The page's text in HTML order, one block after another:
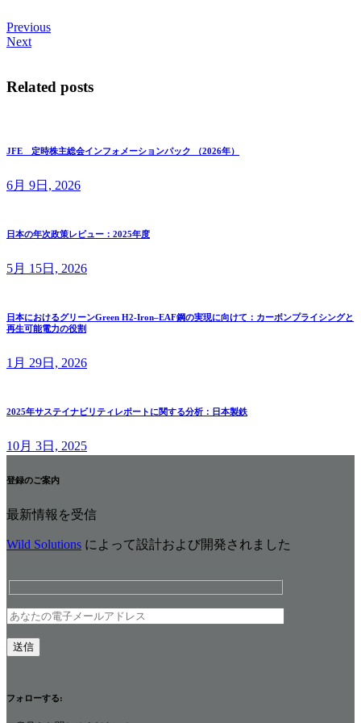
Previous
Next
Related posts
JFE 定時株主総会インフォメーションパック （2026年）
6月 9日, 2026
日本の年次政策レビュー：2025年度
5月 15日, 2026
日本におけるグリーンGreen H2-Iron–EAF鋼の実現に向けて：カーボンプライシングと
再生可能電力の役割
1月 29日, 2026
2025年サステイナビリティレポートに関する分析：日本製鉄
10月 3日, 2025
登録のご案内
最新情報を受信
Wild Solutions によって設計および開発されました
フォローする: